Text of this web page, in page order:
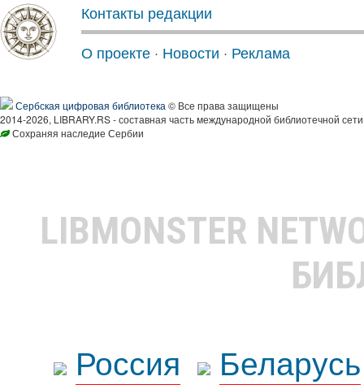
Контакты редакции
О проекте · Новости · Реклама
Сербская цифровая библиотека © Все права защищены
2014-2026, LIBRARY.RS - составная часть международной библиотечной
Сохраняя наследие Сербии
LIBMONSTER
Россия
Беларусь